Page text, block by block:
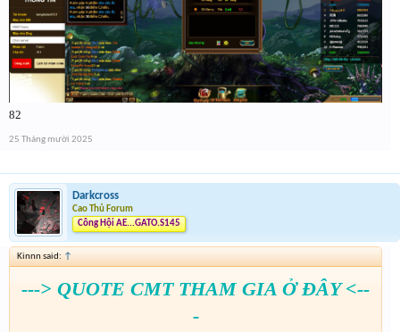
82
25 Tháng mười 2025
Darkcross
Cao Thủ Forum
Công Hội AE...GATO.S145
Kinnn said: ↑
---> QUOTE CMT THAM GIA Ở ĐÂY <--
-